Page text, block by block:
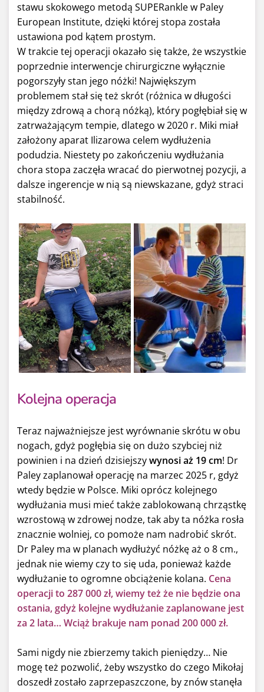
stawu skokowego metodą SUPERankle w Paley
European Institute, dzięki której stopa została
ustawiona pod kątem prostym.
W trakcie tej operacji okazało się także, że wszystkie
poprzednie interwencje chirurgiczne wyłącznie
pogorszyły stan jego nóżki! Największym
problemem stał się też skrót (różnica w długości
między zdrową a chorą nóżką), który pogłębiał się w
zatrważającym tempie, dlatego w 2020 r. Miki miał
założony aparat Ilizarowa celem wydłużenia
podudzia. Niestety po zakończeniu wydłużania
chora stopa zaczęła wracać do pierwotnej pozycji, a
dalsze ingerencje w nią są niewskazane, gdyż straci
stabilność.
Kolejna operacja
Teraz najważniejsze jest wyrównanie skrótu w obu
nogach, gdyż pogłębia się on dużo szybciej niż
powinien i na dzień dzisiejszywynosi aż 19 cm! Dr
Paley zaplanował operację na marzec 2025 r, gdyż
wtedy będzie w Polsce. Miki oprócz kolejnego
wydłużania musi mieć także zablokowaną chrząstkę
wzrostową w zdrowej nodze, tak aby ta nóżka rosła
znacznie wolniej, co pomoże nam nadrobić skrót.
Dr Paley ma w planach wydłużyć nóżkę aż o 8 cm.,
jednak nie wiemy czy to się uda, ponieważ każde
wydłużanie to ogromne obciążenie kolana. Cena
operacji to 287 000 zł, wiemy też że nie będzie ona
ostania, gdyż kolejne wydłużanie zaplanowane jest
za 2 lata… Wciąż brakuje nam ponad 200 000 zł.
Sami nigdy nie zbierzemy takich pieniędzy… Nie
mogę też pozwolić, żeby wszystko do czego Mikołaj
doszedł zostało zaprzepaszczone, by znów stanęła